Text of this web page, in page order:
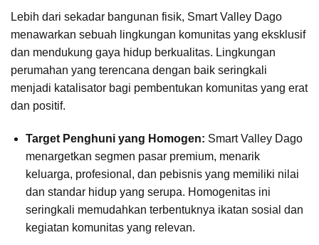
Lebih dari sekadar bangunan fisik, Smart Valley Dago
menawarkan sebuah lingkungan komunitas yang eksklusif
dan mendukung gaya hidup berkualitas. Lingkungan
perumahan yang terencana dengan baik seringkali
menjadi katalisator bagi pembentukan komunitas yang erat
dan positif.
Target Penghuni yang Homogen: Smart Valley Dago
menargetkan segmen pasar premium, menarik
keluarga, profesional, dan pebisnis yang memiliki nilai
dan standar hidup yang serupa. Homogenitas ini
seringkali memudahkan terbentuknya ikatan sosial dan
kegiatan komunitas yang relevan.